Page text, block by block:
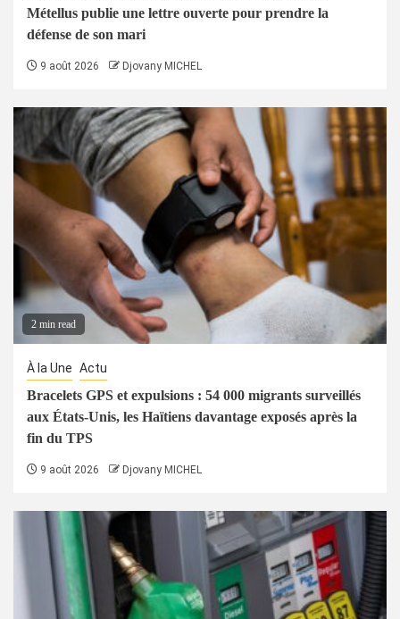
Métellus publie une lettre ouverte pour prendre la
défense de son mari
9 août 2026 Djovany MICHEL
2 min read
À la Une Actu
Bracelets GPS et expulsions : 54 000 migrants surveillés
aux États-Unis, les Haïtiens davantage exposés après la
fin du TPS
9 août 2026 Djovany MICHEL